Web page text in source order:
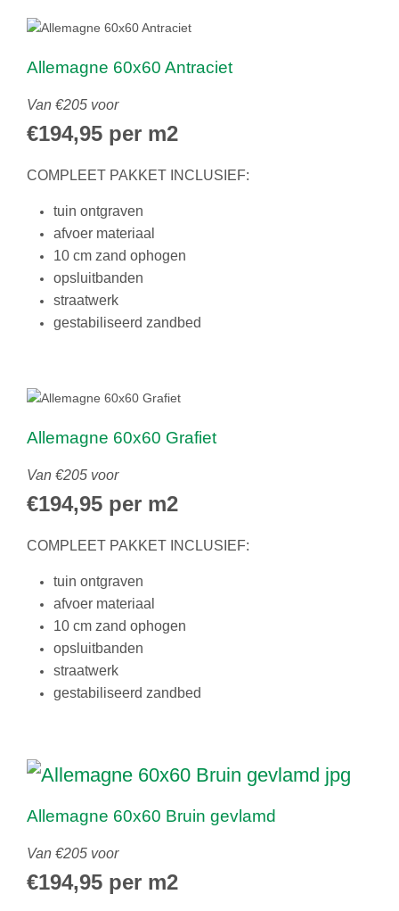
Allemagne 60x60 Antraciet
Van €205 voor
€194,95 per m2
COMPLEET PAKKET INCLUSIEF:
tuin ontgraven
afvoer materiaal
10 cm zand ophogen
opsluitbanden
straatwerk
gestabiliseerd zandbed
Allemagne 60x60 Grafiet
Van €205 voor
€194,95 per m2
COMPLEET PAKKET INCLUSIEF:
tuin ontgraven
afvoer materiaal
10 cm zand ophogen
opsluitbanden
straatwerk
gestabiliseerd zandbed
Allemagne 60x60 Bruin gevlamd
Van €205 voor
€194,95 per m2